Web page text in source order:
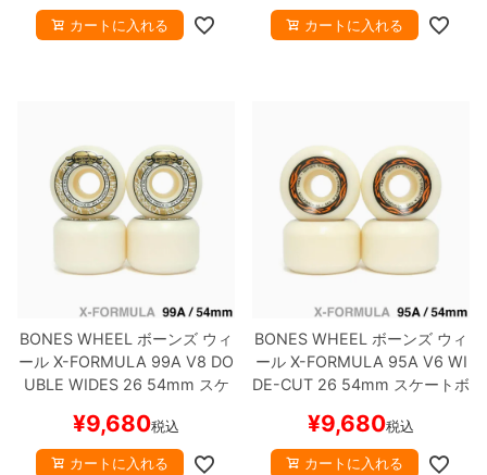
カートに入れる カートに入れる
BONES WHEEL ボーンズ ウィ
ール X-FORMULA 99A V8 DO
UBLE WIDES 26 54mm スケ
¥9,680税込
カートに入れる
BONES WHEEL ボーンズ ウィ
ールX-FORMULA 95A V6 WI
DE-CUT 26 54mm スケートボ
¥9,680税込
カートに入れる